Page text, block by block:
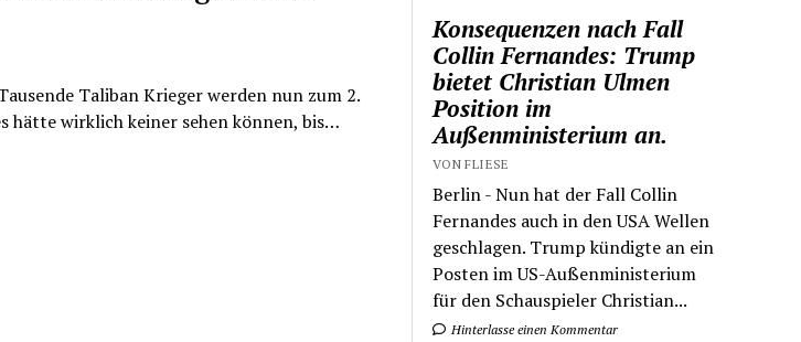
Taliban Krieger werden nun zum 2.
hätte wirklich keiner sehen können, bis…
Konsequenzen nach Fall
Collin Fernandes: Trump
bietet Christian Ulmen
Position im
Außenministerium an.
VON FLIESE
Berlin - Nun hat der Fall Collin
Fernandes auch in den USA Wellen
geschlagen. Trump kündigte an ein
Posten im US-Außenministerium
für den Schauspieler Christian...
Hinterlasse einen Kommentar